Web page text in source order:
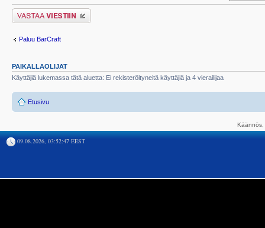
Lähetä vastaus
Paluu BarCraft
PAIKALLAOLIJAT
Käyttäjiä lukemassa tätä aluetta: Ei rekisteröityneitä käyttäjiä ja 4 vierailijaa
Etusivu
09.08.2026, 03:52:47 EEST